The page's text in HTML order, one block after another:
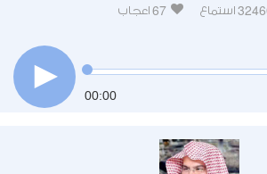
استماع 67 اعجاب
00:00